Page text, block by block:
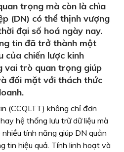
trọng mà còn là chìa
(DN) có thể thịnh vượng
đại số hoá ngày nay.
tin đã trở thành một
của chiến lược kinh
vai trò quan trọng giúp
đối mặt với thách thức
(CCQLTT) không chỉ đơn
hệ thống lưu trữ dữ liệu mà
tính năng giúp DN quản
tin hiệu quả. Tính linh hoạt và